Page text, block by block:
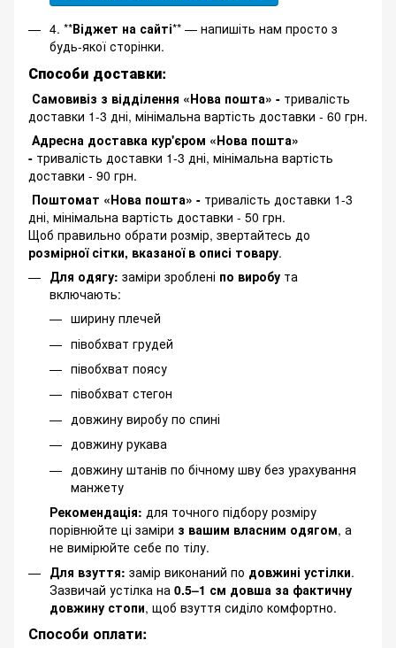
4. **Віджет на сайті** — напишіть нам просто з
будь-якої сторінки.
Способи доставки:
Самовивіз з відділення «Нова пошта» - тривалість
доставки 1-3 дні, мінімальна вартість доставки - 60 грн.
Адресна доставка кур'єром «Нова пошта»
- тривалість доставки 1-3 дні, мінімальна вартість
доставки - 90 грн.
Поштомат «Нова пошта» - тривалість доставки 1-3
дні, мінімальна вартість доставки - 50 грн.
Щоб правильно обрати розмір, звертайтесь до
розмірної сітки, вказаної в описі товару.
Для одягу: заміри зроблені по виробу та
включають:
ширину плечей
півобхват грудей
півобхват поясу
півобхват стегон
довжину виробу по спині
довжину рукава
довжину штанів по бічному шву без урахування
манжету
Рекомендація: для точного підбору розміру
порівнюйте ці заміри з вашим власним одягом, а
не вимірюйте себе по тілу.
Для взуття: замір виконаний по довжині устілки.
Зазвичай устілка на 0.5–1 см довша за фактичну
довжину стопи, щоб взуття сиділо комфортно.
Способи оплати: